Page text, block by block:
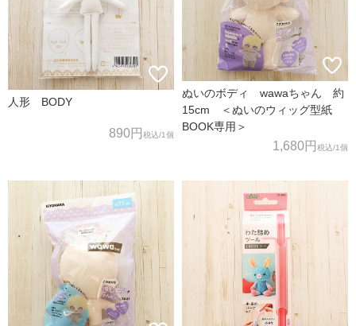
人形 BODY
890円 税込/1個
ぬいのボディ wawaちゃん 約
15cm ＜ぬいのウィッグ型紙
BOOK専用＞
1,680円 税込/1個